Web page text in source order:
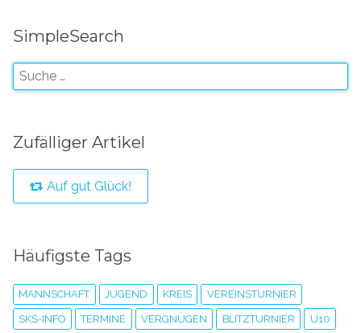
SimpleSearch
Zufälliger Artikel
Auf gut Glück!
Häufigste Tags
MANNSCHAFT JUGEND KREIS VEREINSTURNIER
SKS-INFO TERMINE VERGNÜGEN BLITZTURNIER U10